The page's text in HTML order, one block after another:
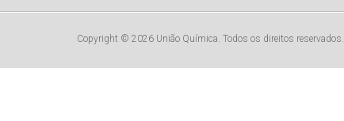
Copyright © 2026 União Química. Todos os direitos reservados.